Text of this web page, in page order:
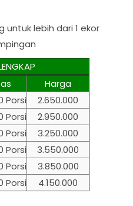
untuk lebih dari 1 ekor
Harga
Porsi
2.650.000
Porsi
2.950.000
Porsi
3.250.000
Porsi
3.550.000
Porsi
3.850.000
Porsi
4.150.000